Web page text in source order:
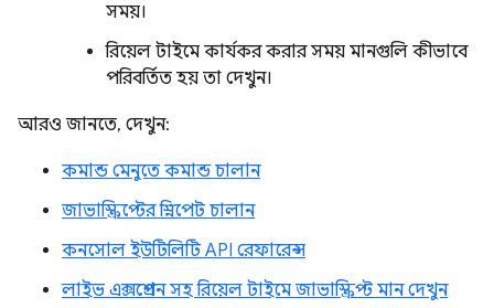
সময়।
রিয়েল টাইমে কার্যকর করার সময় মানগুলি কীভাবে
পরিবর্তিত হয় তা দেখুন।
আরও জানতে, দেখুন:
কমান্ড মেনুতে কমান্ড চালান
জাভাস্ক্রিপ্টের স্নিপেট চালান
কনসোল ইউটিলিটি API রেফারেন্স
লাইভ এক্সপ্রেশন সহ রিয়েল টাইমে জাভাস্ক্রিপ্ট মান দেখুন